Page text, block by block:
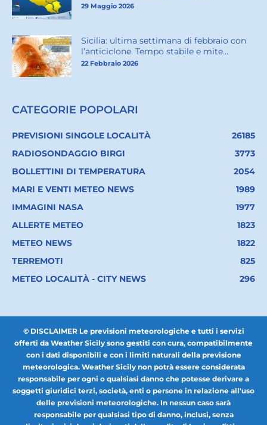
29 Maggio 2026
Sicilia: ultima settimana di febbraio con
l’anticiclone. Tempo stabile e mite...
22 Febbraio 2026
CATEGORIE POPOLARI
PREVISIONI SINGOLE LOCALITÀ
26185
RADIOSONDAGGIO BIRGI
3773
BOLLETTINI DI TEMPERATURA
2054
MARI E VENTI METEO NEWS
1989
IMMAGINI NASA
1977
ALLERTE METEO
1823
METEO NEWS
1822
TERREMOTI
825
METEO LOCALITÀ - CITY NEWS
296
© DISCLAIMER Le previsioni meteorologiche e tutti i servizi
offerti da Weather Sicily sono gestiti con cura, compatibilmente
con i dati disponibili e con i limiti naturali della previsione
meteorologica. Weather Sicily non potrà essere considerata
responsabile per ogni o qualsiasi danno che potesse derivare a
soggetti giuridici terzi, società, enti o persone in relazione all'uso
delle previsioni meteorologiche. In nessun caso sarà
responsabile per qualsiasi tipo di danno, inclusi, senza